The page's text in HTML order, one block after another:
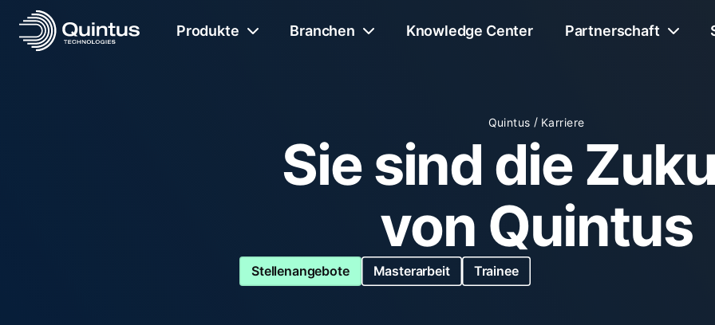
Produkte Branchen Knowledge Center Partnerschaft
Quintus / Karriere
Sie sind die
von Quintus
Stellenangebote Masterarbeit Trainee